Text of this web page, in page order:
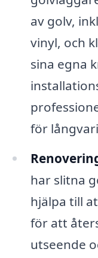
av golv,
vinyl, och
sina egna
för
har slitna
hjälpa till
för att
utseende